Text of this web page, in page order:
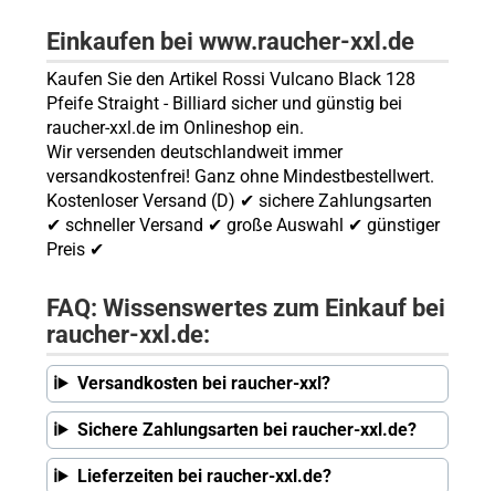
Einkaufen bei www.raucher-xxl.de
Kaufen Sie den Artikel Rossi Vulcano Black 128
Pfeife Straight - Billiard sicher und günstig bei
raucher-xxl.de im Onlineshop ein.
Wir versenden deutschlandweit immer
versandkostenfrei! Ganz ohne Mindestbestellwert.
Kostenloser Versand (D) ✔ sichere Zahlungsarten
✔ schneller Versand ✔ große Auswahl ✔ günstiger
Preis ✔
FAQ: Wissenswertes zum Einkauf bei
raucher-xxl.de:
Versandkosten bei raucher-xxl?
Sichere Zahlungsarten bei raucher-xxl.de?
Lieferzeiten bei raucher-xxl.de?